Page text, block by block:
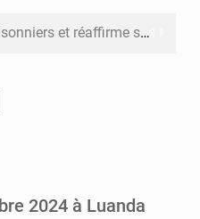
à respecter ses engagements
d’uranium dans le cobalt exporté
leur argent avec l’USDT
2024 à Luanda